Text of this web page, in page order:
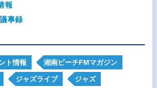
報
事録
ト情報 湘南ビーチFMマガジン
ジャズライブ ジャズ